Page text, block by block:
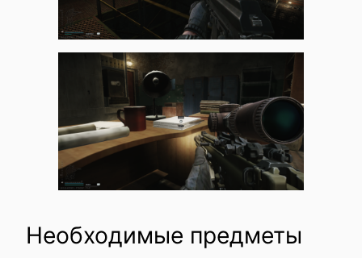
Необходимые предметы